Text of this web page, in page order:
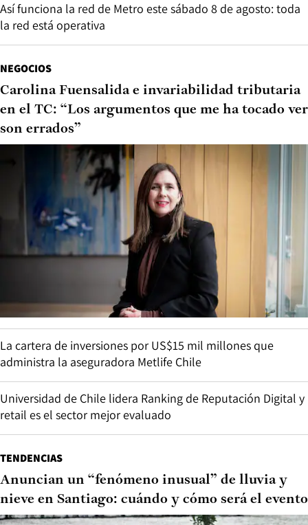
Así funciona la red de Metro este sábado 8 de agosto: toda
la red está operativa
NEGOCIOS
Carolina Fuensalida e invariabilidad tributaria
en el TC: “Los argumentos que me ha tocado ver
son errados”
La cartera de inversiones por US$15 mil millones que
administra la aseguradora Metlife Chile
Universidad de Chile lidera Ranking de Reputación Digital y
retail es el sector mejor evaluado
TENDENCIAS
Anuncian un “fenómeno inusual” de lluvia y
nieve en Santiago: cuándo y cómo será el evento